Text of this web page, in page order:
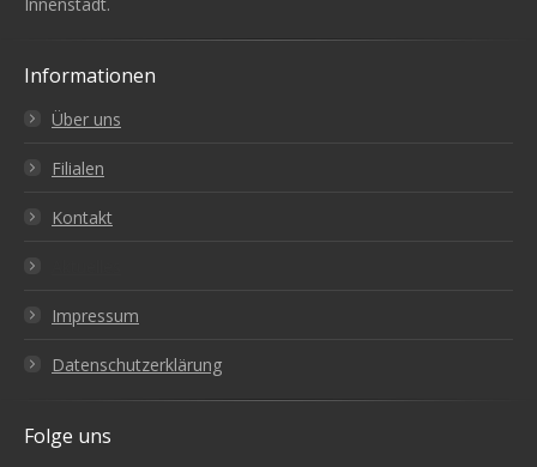
Informationen
Über uns
Filialen
Kontakt
Impressum
Datenschutzerklärung
Folge uns